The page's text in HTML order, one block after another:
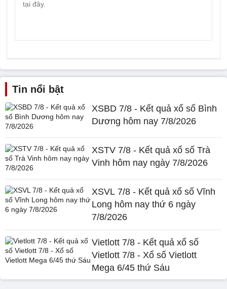
Tin nổi bật
XSBD 7/8 - Kết quả xổ số Bình
Dương hôm nay 7/8/2026
XSTV 7/8 - Kết quả xổ số Trà
Vinh hôm nay ngày 7/8/2026
XSVL 7/8 - Kết quả xổ số Vĩnh
Long hôm nay thứ 6 ngày
7/8/2026
Vietlott 7/8 - Kết quả xổ số
Vietlott 7/8 - Xổ số Vietlott
Mega 6/45 thứ Sáu